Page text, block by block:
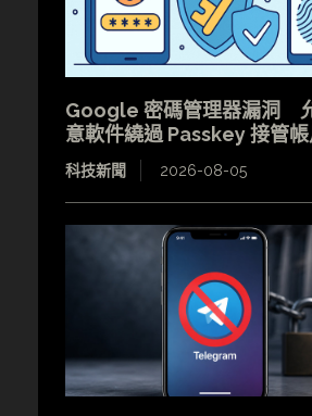
Google 密碼管理器漏洞
意軟件繞過 Passkey 接管帳
科技新聞 2026-08-05